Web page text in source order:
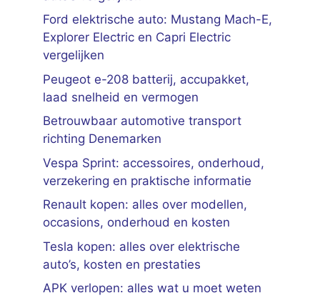
Ford elektrische auto: Mustang Mach-E,
Explorer Electric en Capri Electric
vergelijken
Peugeot e-208 batterij, accupakket,
laad snelheid en vermogen
Betrouwbaar automotive transport
richting Denemarken
Vespa Sprint: accessoires, onderhoud,
verzekering en praktische informatie
Renault kopen: alles over modellen,
occasions, onderhoud en kosten
Tesla kopen: alles over elektrische
auto’s, kosten en prestaties
APK verlopen: alles wat u moet weten